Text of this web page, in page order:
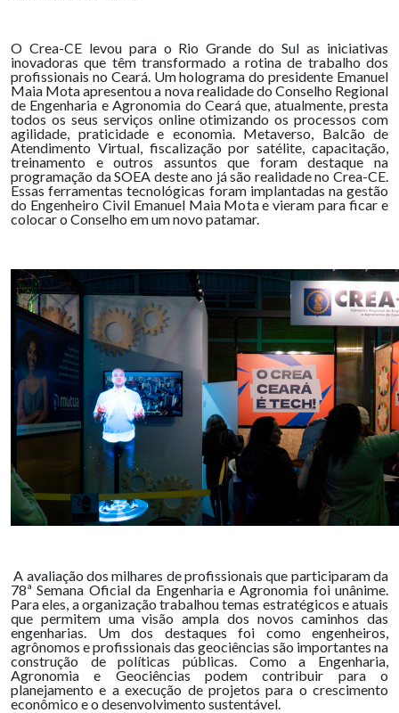
O Crea-CE levou para o Rio Grande do Sul as iniciativas
inovadoras que têm transformado a rotina de trabalho dos
profissionais no Ceará. Um holograma do presidente Emanuel
Maia Mota apresentou a nova realidade do Conselho Regional
de Engenharia e Agronomia do Ceará que, atualmente, presta
todos os seus serviços online otimizando os processos com
agilidade, praticidade e economia. Metaverso, Balcão de
Atendimento Virtual, fiscalização por satélite, capacitação,
treinamento e outros assuntos que foram destaque na
programação da SOEA deste ano já são realidade no Crea-CE.
Essas ferramentas tecnológicas foram implantadas na gestão
do Engenheiro Civil Emanuel Maia Mota e vieram para ficar e
colocar o Conselho em um novo patamar.
A avaliação dos milhares de profissionais que participaram da
78ª Semana Oficial da Engenharia e Agronomia foi unânime.
Para eles, a organização trabalhou temas estratégicos e atuais
que permitem uma visão ampla dos novos caminhos das
engenharias. Um dos destaques foi como engenheiros,
agrônomos e profissionais das geociências são importantes na
construção de políticas públicas. Como a Engenharia,
Agronomia e Geociências podem contribuir para o
planejamento e a execução de projetos para o crescimento
econômico e o desenvolvimento sustentável.